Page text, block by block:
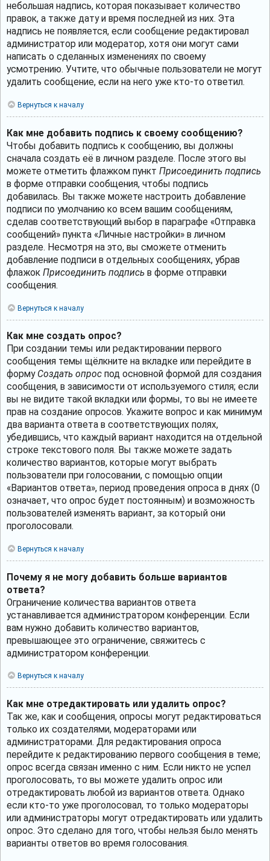
небольшая надпись, которая показывает количество
правок, а также дату и время последней из них. Эта
надпись не появляется, если сообщение редактировал
администратор или модератор, хотя они могут сами
написать о сделанных изменениях по своему
усмотрению. Учтите, что обычные пользователи не могут
удалить сообщение, если на него уже кто-то ответил.
Вернуться к началу
Как мне добавить подпись к своему сообщению?
Чтобы добавить подпись к сообщению, вы должны
сначала создать её в личном разделе. После этого вы
можете отметить флажком пункт Присоединить подпись
в форме отправки сообщения, чтобы подпись
добавилась. Вы также можете настроить добавление
подписи по умолчанию ко всем вашим сообщениям,
сделав соответствующий выбор в параграфе «Отправка
сообщений» пункта «Личные настройки» в личном
разделе. Несмотря на это, вы сможете отменить
добавление подписи в отдельных сообщениях, убрав
флажок Присоединить подпись в форме отправки
сообщения.
Вернуться к началу
Как мне создать опрос?
При создании темы или редактировании первого
сообщения темы щёлкните на вкладке или перейдите в
форму Создать опрос под основной формой для создания
сообщения, в зависимости от используемого стиля; если
вы не видите такой вкладки или формы, то вы не имеете
прав на создание опросов. Укажите вопрос и как минимум
два варианта ответа в соответствующих полях,
убедившись, что каждый вариант находится на отдельной
строке текстового поля. Вы также можете задать
количество вариантов, которые могут выбрать
пользователи при голосовании, с помощью опции
«Вариантов ответа», период проведения опроса в днях (0
означает, что опрос будет постоянным) и возможность
пользователей изменять вариант, за который они
проголосовали.
Вернуться к началу
Почему я не могу добавить больше вариантов
ответа?
Ограничение количества вариантов ответа
устанавливается администратором конференции. Если
вам нужно добавить количество вариантов,
превышающее это ограничение, свяжитесь с
администратором конференции.
Вернуться к началу
Как мне отредактировать или удалить опрос?
Так же, как и сообщения, опросы могут редактироваться
только их создателями, модераторами или
администраторами. Для редактирования опроса
перейдите к редактированию первого сообщения в теме;
опрос всегда связан именно с ним. Если никто не успел
проголосовать, то вы можете удалить опрос или
отредактировать любой из вариантов ответа. Однако
если кто-то уже проголосовал, то только модераторы
или администраторы могут отредактировать или удалить
опрос. Это сделано для того, чтобы нельзя было менять
варианты ответов во время голосования.